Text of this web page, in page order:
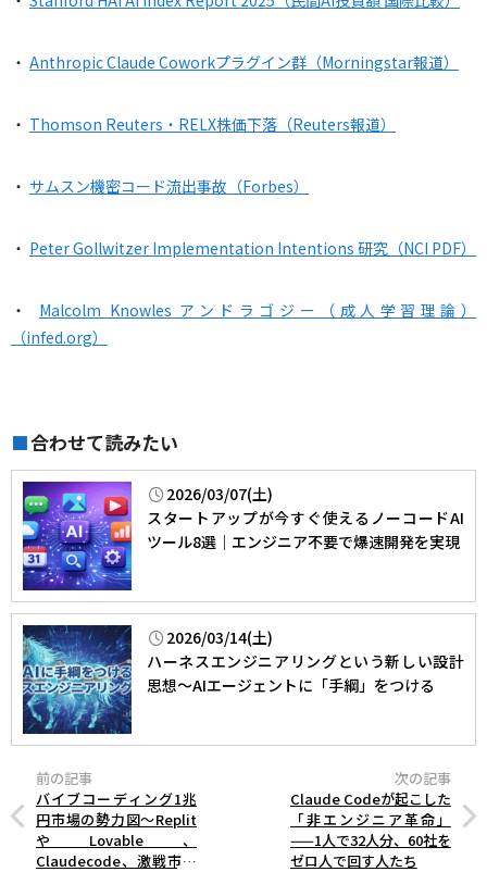
・ Anthropic Claude Coworkプラグイン群（Morningstar報道）
・ Thomson Reuters・RELX株価下落（Reuters報道）
・ サムスン機密コード流出事故（Forbes）
・ Peter Gollwitzer Implementation Intentions 研究（NCI PDF）
・ Malcolm Knowles アンドラゴジー（成人学習理論）
（infed.org）
■合わせて読みたい
2026/03/07(土)
スタートアップが今すぐ使えるノーコードAI
ツール8選｜エンジニア不要で爆速開発を実現
2026/03/14(土)
ハーネスエンジニアリングという新しい設計
思想～AIエージェントに「手綱」をつける
前の記事
バイブコーディング1兆
円市場の勢力図～Replit
やLovable、
Claudecode、激戦市場
次の記事
Claude Codeが起こした
「非エンジニア革命」
——1人で32人分、60社を
ゼロ人で回す人たち